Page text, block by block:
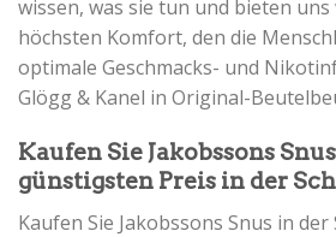
wissen, was sie tun und bieten uns
höchsten Komfort, den die
optimale Geschmacks- und
Glögg & Kanel in Original-
Kaufen Sie Jakobssons
günstigsten Preis in der
Kaufen Sie Jakobssons Snus in